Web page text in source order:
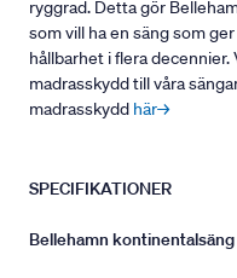
ryggrad. Detta gör
som vill ha en säng som
hållbarhet i flera
madrasskydd till våra
madrasskydd här→
SPECIFIKATIONER
Bellehamn kontinentalsäng